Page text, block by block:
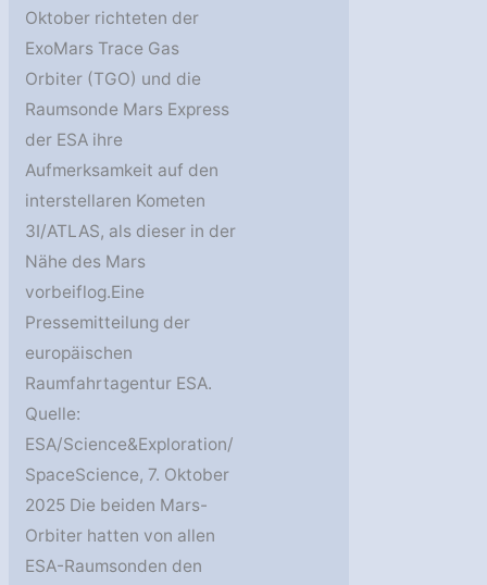
Oktober richteten der
ExoMars Trace Gas
Orbiter (TGO) und die
Raumsonde Mars Express
der ESA ihre
Aufmerksamkeit auf den
interstellaren Kometen
3I/ATLAS, als dieser in der
Nähe des Mars
vorbeiflog.Eine
Pressemitteilung der
europäischen
Raumfahrtagentur ESA.
Quelle:
ESA/Science&Exploration/
SpaceScience, 7. Oktober
2025 Die beiden Mars-
Orbiter hatten von allen
ESA-Raumsonden den